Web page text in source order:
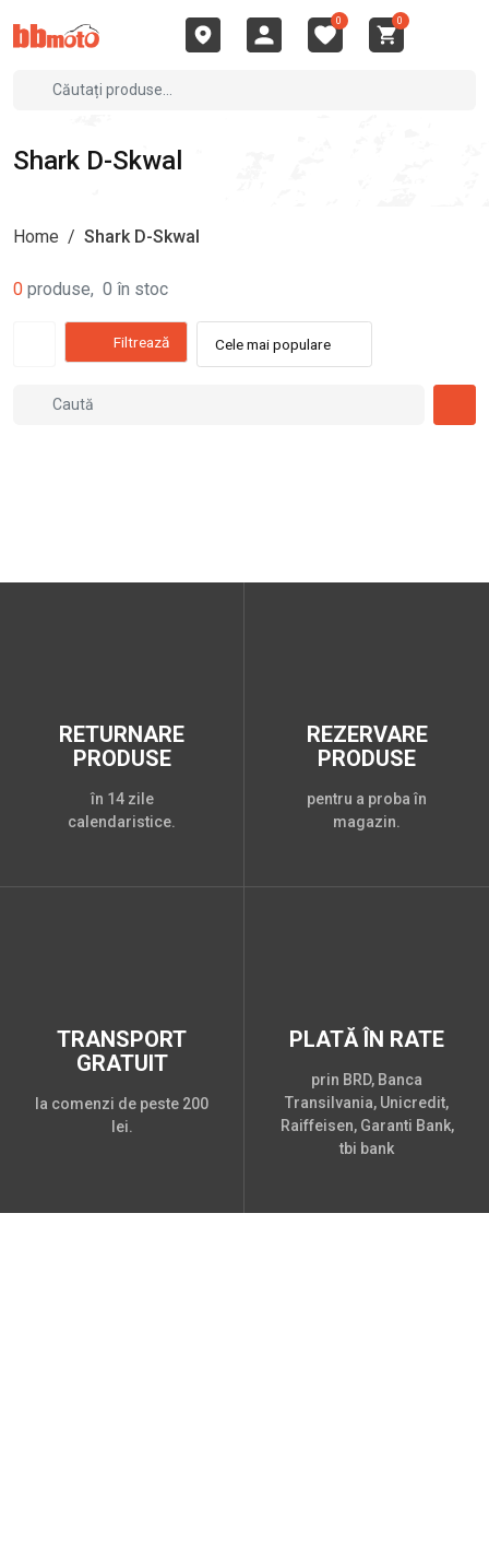
0 0
Shark D-Skwal
Home / Shark D-Skwal
0 produse, 0 în stoc
Filtrează Cele mai populare
RETURNARE
PRODUSE
în 14 zile
calendaristice.
REZERVARE
PRODUSE
pentru a proba în
magazin.
TRANSPORT
GRATUIT
la comenzi de peste 200
lei.
PLATĂ ÎN RATE
prin BRD, Banca
Transilvania, Unicredit,
Raiffeisen, Garanti Bank,
tbi bank